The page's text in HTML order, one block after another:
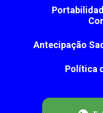
Antecipação
Política